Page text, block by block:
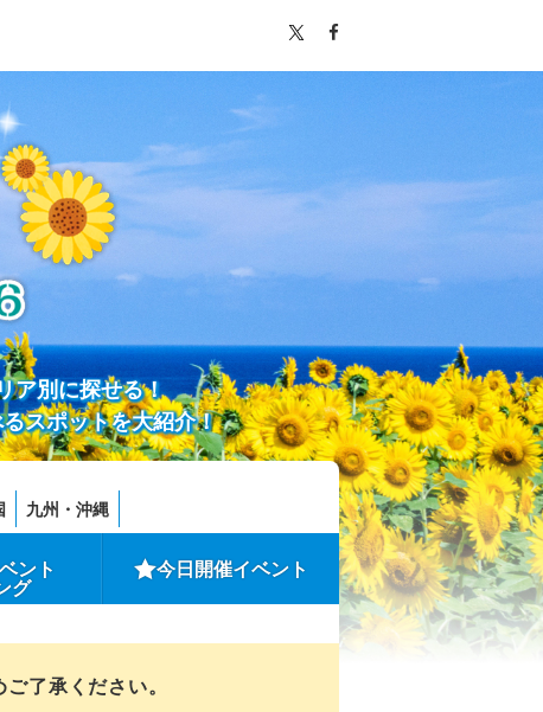
ア別に探せる！
スポットを大紹介！
九州・沖縄
ント
グ
今日開催イベント
了承ください。